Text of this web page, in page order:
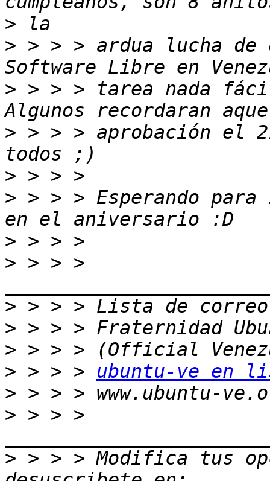
>
> > > > ardua lucha de
> > > > tarea nada
> > > > aprobación el
>
> > > > Esperando
>
> > > >
>
>
>
> > > > ubuntu-ve en
>
> > > >
> > > > Modifica tus